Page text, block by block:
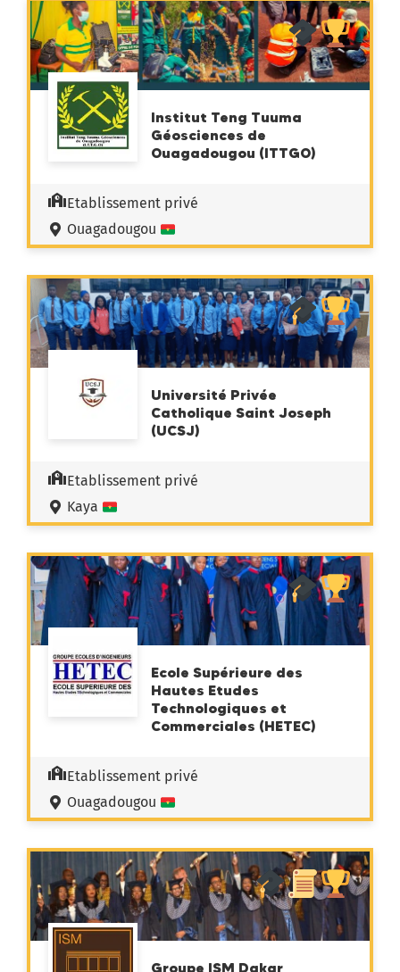
Institut Teng Tuuma
Géosciences de
Ouagadougou (ITTGO)
Etablissement privé
Ouagadougou
Université Privée
Catholique Saint Joseph
(UCSJ)
Etablissement privé
Kaya
Ecole Supérieure des
Hautes Etudes
Technologiques et
Commerciales (HETEC)
Etablissement privé
Ouagadougou
Groupe ISM Dakar